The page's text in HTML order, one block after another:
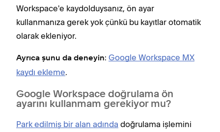
Workspace'e kaydolduysanız, ön ayar
kullanmanıza gerek yok çünkü bu kayıtlar otomatik
olarak ekleniyor.
Ayrıca şunu da deneyin: Google Workspace MX
kaydı ekleme.
Google Workspace doğrulama ön
ayarını kullanmam gerekiyor mu?
Park edilmiş bir alan adında doğrulama işlemini